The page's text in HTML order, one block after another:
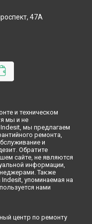
Indesit в
Indesit в
Indesit в
Indesit в
Indesit в
47А
и техническом
мы и не
мы предлагаем
ремонта,
и
Обратите
сайте, не являются
информации,
Также
упоминаемая на
нами
центр по ремонту